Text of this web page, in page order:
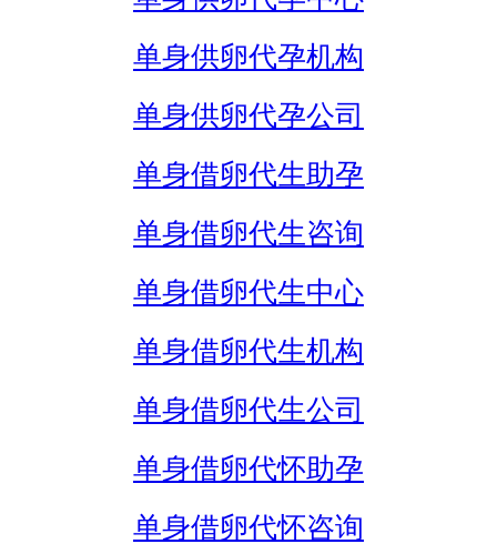
单身供卵代孕机构
单身供卵代孕公司
单身借卵代生助孕
单身借卵代生咨询
单身借卵代生中心
单身借卵代生机构
单身借卵代生公司
单身借卵代怀助孕
单身借卵代怀咨询